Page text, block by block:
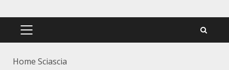
PRIMÄRES
Home Sciascia